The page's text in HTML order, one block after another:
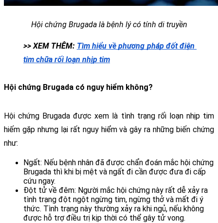
Hội chứng Brugada là bệnh lý có tính di truyền
>> XEM THÊM: Tìm hiểu về phương pháp đốt điện
tim chữa rối loạn nhịp tim
Hội chứng Brugada có nguy hiểm không?
Hội chứng Brugada được xem là tình trạng rối loạn nhịp tim
hiếm gặp nhưng lại rất nguy hiểm và gây ra những biến chứng
như:
Ngất: Nếu bệnh nhân đã được chẩn đoán mắc hội chứng
Brugada thì khi bị mệt và ngất đi cần được đưa đi cấp
cứu ngay.
Đột tử về đêm: Người mắc hội chứng này rất dễ xảy ra
tình trạng đột ngột ngừng tim, ngừng thở và mất đi ý
thức. Tình trạng này thường xảy ra khi ngủ, nếu không
được hỗ trợ điều trị kịp thời có thể gây tử vong.